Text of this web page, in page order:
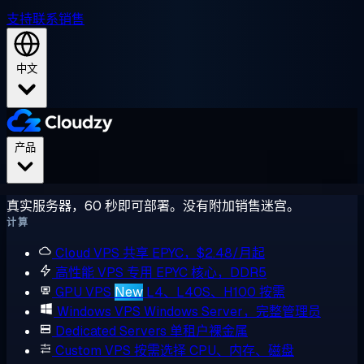
支持联系销售
中文
真实服务器，60 秒即可部署。没有附加销售迷宫。
计算
Cloud VPS 共享 EPYC，$2.48/月起
高性能 VPS 专用 EPYC 核心，DDR5
GPU VPS New L4、L40S、H100 按需
Windows VPS Windows Server，完整管理员
Dedicated Servers 单租户裸金属
Custom VPS 按需选择 CPU、内存、磁盘